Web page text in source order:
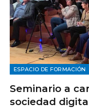
ESPACIO DE FORMACIÓN
Seminario a
sociedad